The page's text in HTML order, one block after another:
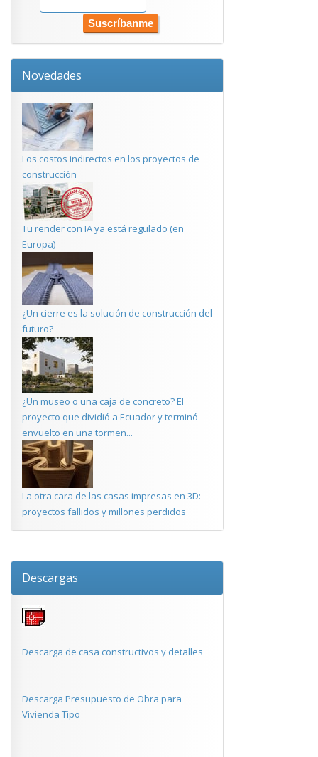
Novedades
Los costos indirectos en los proyectos de
construcción
Tu render con IA ya está regulado (en
Europa)
¿Un cierre es la solución de construcción del
futuro?
¿Un museo o una caja de concreto? El
proyecto que dividió a Ecuador y terminó
envuelto en una tormen...
La otra cara de las casas impresas en 3D:
proyectos fallidos y millones perdidos
Descargas
Descarga de casa constructivos y detalles
Descarga Presupuesto de Obra para
Vivienda Tipo